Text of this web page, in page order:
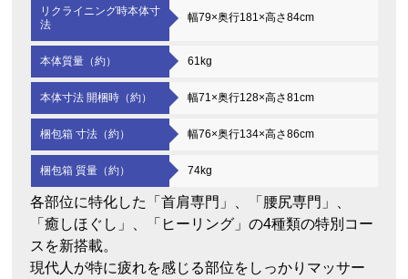
リクライニング時本体寸
法
幅79×奥行181×高さ84cm
本体質量（約） 61kg
本体寸法 開梱時（約） 幅71×奥行128×高さ81cm
梱包箱 寸法（約） 幅76×奥行134×高さ86cm
梱包箱 質量（約） 74kg
各部位に特化した「首肩専門」、「腰尻専門」、
「癒しほぐし」、「ヒーリング」の4種類の特別コー
スを新搭載。
現代人が特に疲れを感じる部位をしっかりマッサー